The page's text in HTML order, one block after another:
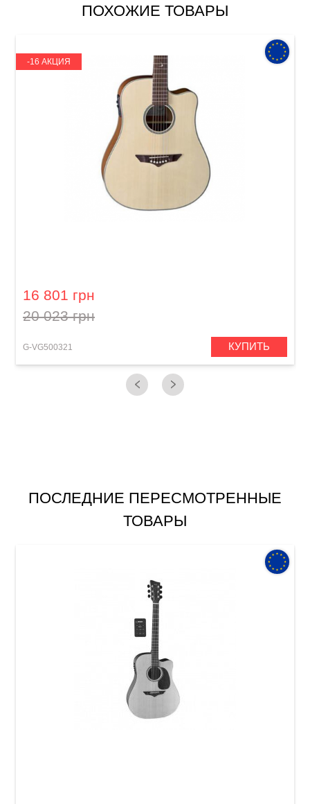
ПОХОЖИЕ ТОВАРЫ
-16 АКЦИЯ
16 801 грн
20 023 грн
G-VG500321 КУПИТЬ
ПОСЛЕДНИЕ ПЕРЕСМОТРЕННЫЕ
ТОВАРЫ